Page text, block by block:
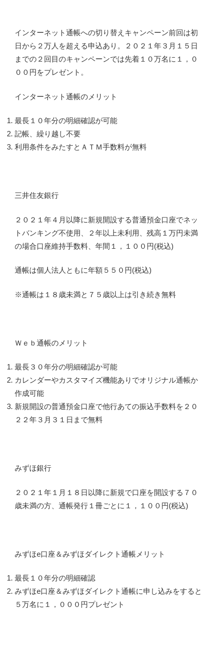
インターネット通帳への切り替えキャンペーン前回は初
日から２万人を超える申込あり。２０２１年３月１５日
までの２回目のキャンペーンでは先着１０万名に１，０
００円をプレゼント。
インターネット通帳のメリット
最長１０年分の明細確認が可能
記帳、繰り越し不要
利用条件をみたすとＡＴＭ手数料が無料
三井住友銀行
２０２１年４月以降に新規開設する普通預金口座でネッ
トバンキング不使用、２年以上未利用、残高１万円未満
の場合口座維持手数料、年間１，１００円(税込)
通帳は個人法人ともに年額５５０円(税込)
※通帳は１８歳未満と７５歳以上は引き続き無料
Ｗｅｂ通帳のメリット
最長３０年分の明細確認か可能
カレンダーやカスタマイズ機能ありでオリジナル通帳か
作成可能
新規開設の普通預金口座で他行あての振込手数料を２０
２２年３月３１日まで無料
みずほ銀行
２０２１年１月１８日以降に新規で口座を開設する７０
歳未満の方、通帳発行１冊ごとに１，１００円(税込)
みずほe口座＆みずほダイレクト通帳メリット
最長１０年分の明細確認
みずほe口座＆みずほダイレクト通帳に申し込みをすると
５万名に１，０００円プレゼント